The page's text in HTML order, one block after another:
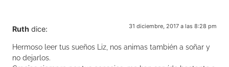
Ruth dice: 31 diciembre, 2017 a las 8:28 pm
Hermoso leer tus sueños Liz, nos animas también a soñar y
no dejarlos.